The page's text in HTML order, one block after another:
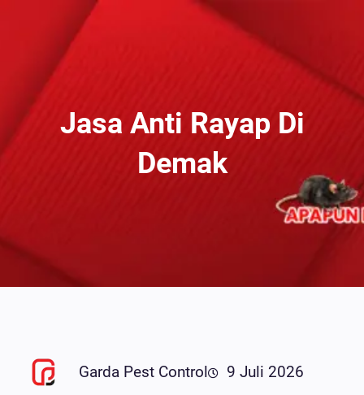
Jasa Anti Rayap Di
Demak
Garda Pest Control 9 Juli 2026